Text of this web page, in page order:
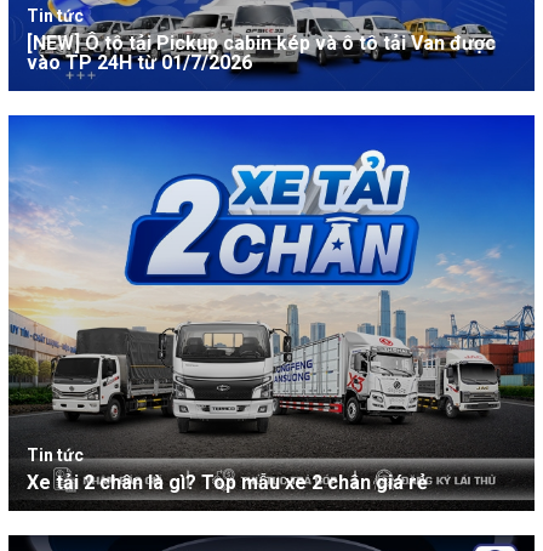
Tin tức
[NEW] Ô tô tải Pickup cabin kép và ô tô tải Van được
vào TP 24H từ 01/7/2026
Tin tức
Xe tải 2 chân là gì? Top mẫu xe 2 chân giá rẻ